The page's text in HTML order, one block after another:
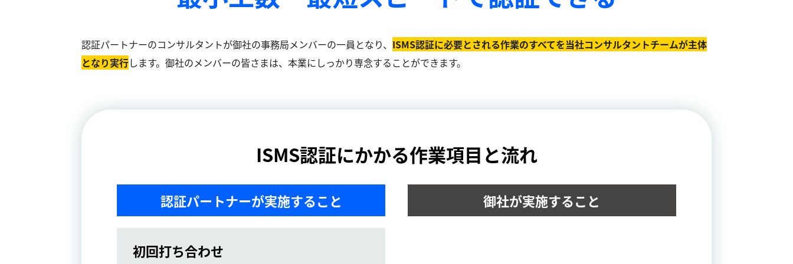
認証パートナーのコンサルタントが御社の事務局メンバーの一員となり、 ISMS認証に必要とされる作業のすべてを当社コンサルタントチームが主体
となり実⾏します。御社のメンバーの皆さまは、本業にしっかり専念することができます。
ISMS認証にかかる作業項目と流れ
認証パートナーが実施すること 御社が実施すること
初回打ち合わせ